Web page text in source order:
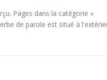
Pages dans la catégorie «
de parole est situé à